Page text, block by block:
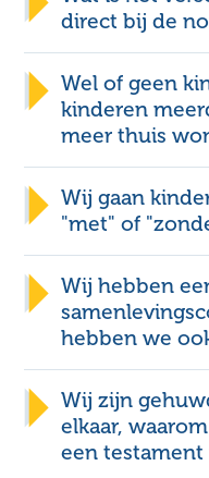
direct bij de
Wel of geen
kinderen
meer thuis
testament
Wij gaan
"met" of
Wij hebben
hebben we
Wij zijn
elkaar,
een testament
Testamenten
KNB-
Btw